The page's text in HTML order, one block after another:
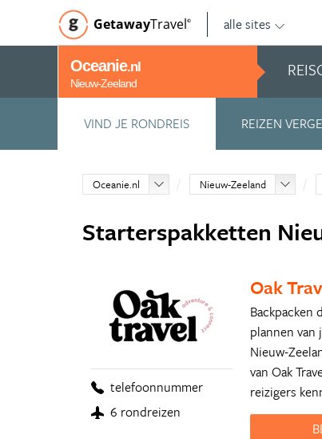
GetawayTravel© alle sites
Oceanie.nl
Nieuw-Zeeland
VIND JE RONDREIS REIZEN
Oceanie.nl Nieuw-Zeeland
Starterspakketten
telefoonnummer
6 rondreizen
Oak
Backpacken
plannen
Nieuw-
van Oak
reizigers